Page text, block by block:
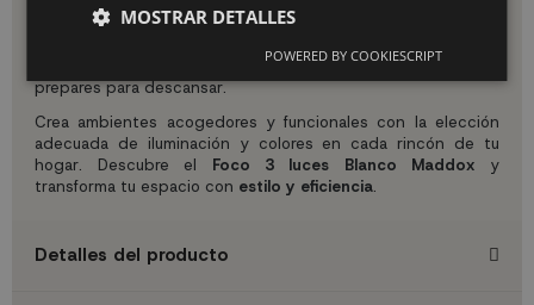
claridad necesaria para maquillarte y peinarte. Nuestros
este espacio. Además, te ayudarán a relajarte cuando te
prepares para descansar.
Crea ambientes acogedores y funcionales con la elección
adecuada de iluminación y colores en cada rincón de tu
hogar. Descubre el Foco 3 luces Blanco Maddox y
transforma tu espacio con estilo y eficiencia.
Detalles del producto
MOSTRAR DETALLES
POWERED BY COOKIESCRIPT